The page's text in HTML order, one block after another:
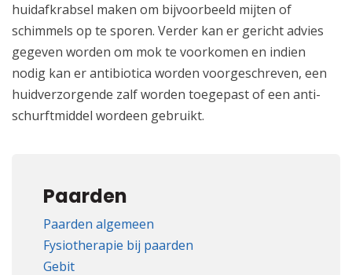
huidafkrabsel maken om bijvoorbeeld mijten of
schimmels op te sporen. Verder kan er gericht advies
gegeven worden om mok te voorkomen en indien
nodig kan er antibiotica worden voorgeschreven, een
huidverzorgende zalf worden toegepast of een anti-
schurftmiddel wordeen gebruikt.
Paarden
Paarden algemeen
Fysiotherapie bij paarden
Gebit